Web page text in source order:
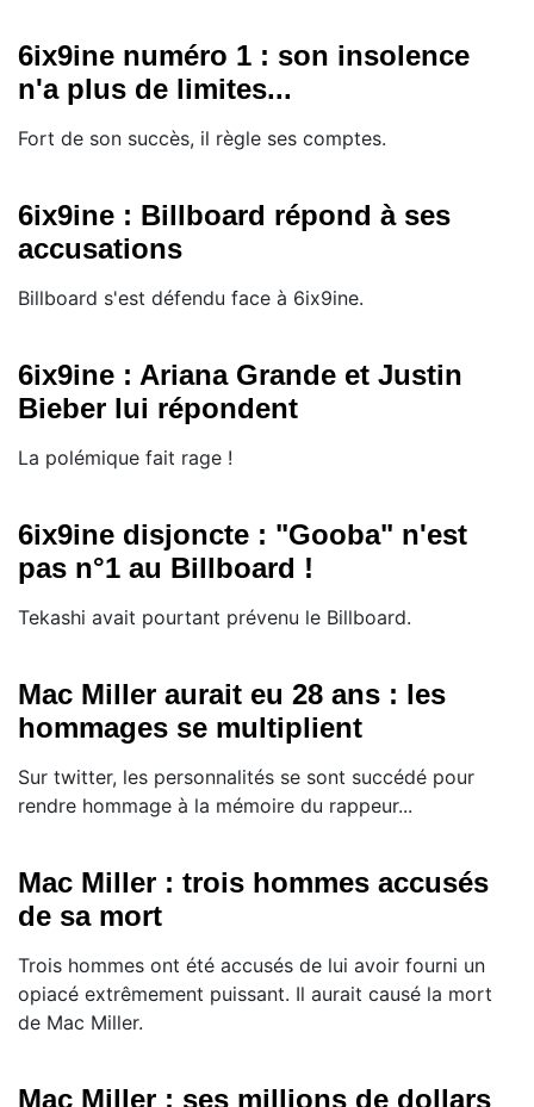
6ix9ine numéro 1 : son insolence
n'a plus de limites...
Fort de son succès, il règle ses comptes.
6ix9ine : Billboard répond à ses
accusations
Billboard s'est défendu face à 6ix9ine.
6ix9ine : Ariana Grande et Justin
Bieber lui répondent
La polémique fait rage !
6ix9ine disjoncte : "Gooba" n'est
pas n°1 au Billboard !
Tekashi avait pourtant prévenu le Billboard.
Mac Miller aurait eu 28 ans : les
hommages se multiplient
Sur twitter, les personnalités se sont succédé pour
rendre hommage à la mémoire du rappeur...
Mac Miller : trois hommes accusés
de sa mort
Trois hommes ont été accusés de lui avoir fourni un
opiacé extrêmement puissant. Il aurait causé la mort
de Mac Miller.
Mac Miller : ses millions de dollars